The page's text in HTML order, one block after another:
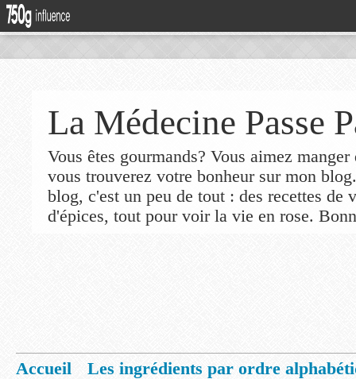
La Médecine Passe
Vous êtes gourmands? Vous aimez
vous trouverez votre bonheur sur mon
blog, c'est un peu de tout : des recettes de
d'épices, tout pour voir la vie en rose.
Accueil
Les ingrédients par ordre